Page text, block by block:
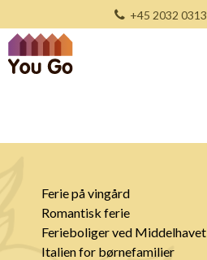
+45 2032 0313
Ferie på vingård
Romantisk ferie
Ferieboliger ved Middelhavet
Italien for børnefamilier